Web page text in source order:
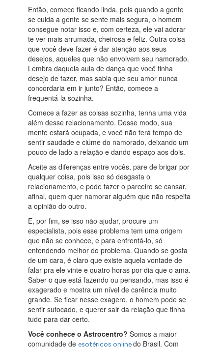
Então, comece ficando linda, pois quando a gente
se cuida a gente se sente mais segura, o homem
consegue notar isso e, com certeza, ele vai adorar
te ver mais arrumada, cheirosa e feliz. Outra coisa
que você deve fazer é dar atenção aos seus
desejos, aqueles que não envolvem seu namorado.
Lembra daquela aula de dança que você tinha
desejo de fazer, mas sabia que seu amor nunca
concordaria em ir junto? Então, comece a
frequentá-la sozinha.
Comece a fazer as coisas sozinha, tenha uma vida
além desse relacionamento. Desse modo, sua
mente estará ocupada, e você não terá tempo de
sentir saudade e ciúme do namorado, deixando um
pouco de lado a relação e dando espaço aos dois.
Aceite as diferenças entre vocês, pare de brigar por
qualquer coisa, pois isso só desgasta o
relacionamento, e pode fazer o parceiro se cansar,
afinal, quem quer namorar alguém que não respeita
a opinião do outro.
E, por fim, se isso não ajudar, procure um
especialista, pois esse problema tem uma origem
que não se conhece, e para enfrentá-lo, só
entendendo melhor do problema. Quando se gosta
de um cara, é claro que existe aquela vontade de
falar pra ele vinte e quatro horas por dia que o ama.
Saber o que está fazendo ou pensando, mas isso é
exagerado e mostra um nível de carência muito
grande. Se ficar nesse exagero, o homem pode se
sentir sufocado, e querer sair da relação que tinha
tudo para dar certo.
Você conhece o Astrocentro?Somos a maior
comunidade deesotéricos onlinedo Brasil. Com